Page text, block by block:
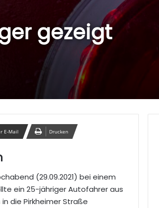
gezeigt
E-Mail Drucken
(29.09.2021) bei einem
ein 25-jähriger Autofahrer aus
die Pirkheimer Straße